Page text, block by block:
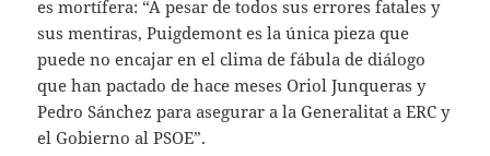
es mortífera: “A pesar de todos sus errores fatales y
sus mentiras, Puigdemont es la única pieza que
puede no encajar en el clima de fábula de diálogo
que han pactado de hace meses Oriol Junqueras y
Pedro Sánchez para asegurar a la Generalitat a ERC y
el Gobierno al PSOE”.